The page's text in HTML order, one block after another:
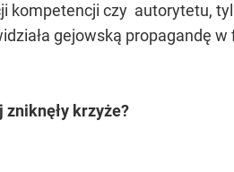
kompetencji czy autorytetu,
gejowską propagandę
krzyże?